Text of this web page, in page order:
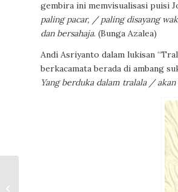
gembira ini memvisualisasi puisi
paling pacar, / paling disayang
dan bersahaja. (Bunga Azalea)
Andi Asriyanto dalam lukisan
berkacamata berada di ambang
Yang berduka dalam tralala /